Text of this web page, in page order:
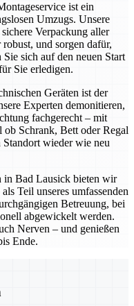
ist ein
Umzugs. Unsere
Verpackung aller
und sorgen dafür,
sich auf den neuen Start
Sie erledigen.
Geräten ist der
Experten demonitieren,
fachgerecht – mit
Schrank, Bett oder Regal
Standort wieder wie neu
in Bad Lausick bieten wir
Teil unseres umfassenden
Betreuung, bei
abgewickelt werden.
Nerven – und genießen
Ende.